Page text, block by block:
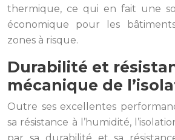
thermique, ce qui en fait une
économique pour les
zones à risque.
Durabilité et
mécanique de
Outre ses excellentes
sa résistance à l’humidité,